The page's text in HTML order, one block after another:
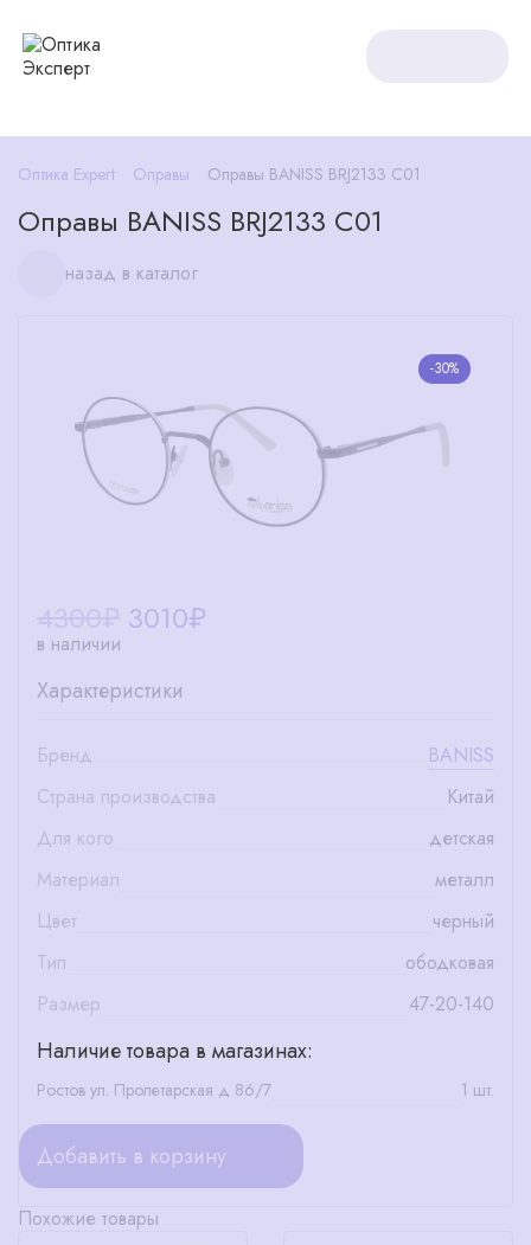
Оптика Expert Оправы Оправы BANISS BRJ2133 C01
Оправы BANISS BRJ2133 C01
назад в каталог
-30%
3010₽
в наличии
Характеристики
Бренд
BANISS
Страна производства
Китай
Для кого
детская
Материал
металл
Цвет
черный
Тип
ободковая
Размер
47-20-140
Наличие товара в магазинах:
Ростов ул. Пролетарская д 86/7 1 шт.
Добавить в корзину
Похожие товары